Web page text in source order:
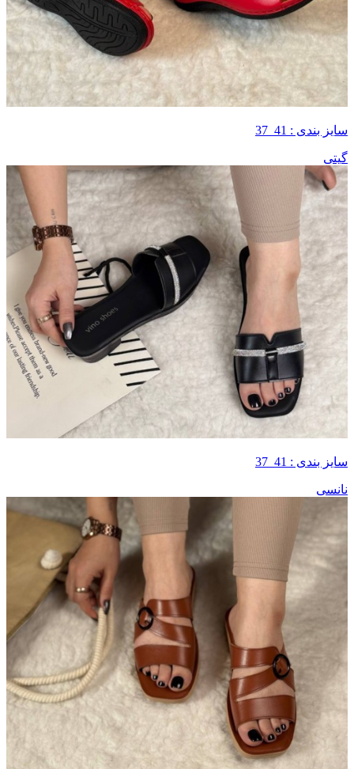
سایز بندی : 41_37
گیتی
سایز بندی : 41_37
نانسی